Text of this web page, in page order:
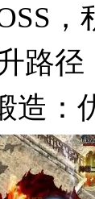
，
路径
造：